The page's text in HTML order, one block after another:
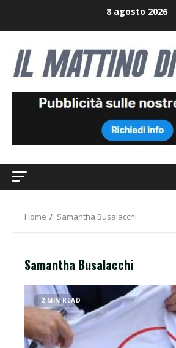
8 agosto 2026
Home Samantha Busalacchi
Samantha Busalacchi
2 MIN READ